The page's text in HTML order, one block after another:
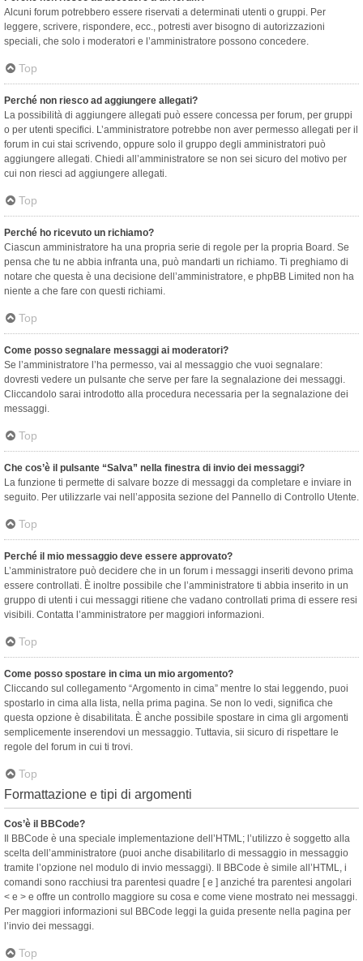
Alcuni forum potrebbero essere riservati a determinati utenti o gruppi. Per
leggere, scrivere, rispondere, ecc., potresti aver bisogno di autorizzazioni
speciali, che solo i moderatori e l’amministratore possono concedere.
Top
Perché non riesco ad aggiungere allegati?
La possibilità di aggiungere allegati può essere concessa per forum, per gruppi
o per utenti specifici. L’amministratore potrebbe non aver permesso allegati per il
forum in cui stai scrivendo, oppure solo il gruppo degli amministratori può
aggiungere allegati. Chiedi all’amministratore se non sei sicuro del motivo per
cui non riesci ad aggiungere allegati.
Top
Perché ho ricevuto un richiamo?
Ciascun amministratore ha una propria serie di regole per la propria Board. Se
pensa che tu ne abbia infranta una, può mandarti un richiamo. Ti preghiamo di
notare che questa è una decisione dell’amministratore, e phpBB Limited non ha
niente a che fare con questi richiami.
Top
Come posso segnalare messaggi ai moderatori?
Se l’amministratore l’ha permesso, vai al messaggio che vuoi segnalare:
dovresti vedere un pulsante che serve per fare la segnalazione dei messaggi.
Cliccandolo sarai introdotto alla procedura necessaria per la segnalazione dei
messaggi.
Top
Che cos’è il pulsante “Salva” nella finestra di invio dei messaggi?
La funzione ti permette di salvare bozze di messaggi da completare e inviare in
seguito. Per utilizzarle vai nell’apposita sezione del Pannello di Controllo Utente.
Top
Perché il mio messaggio deve essere approvato?
L’amministratore può decidere che in un forum i messaggi inseriti devono prima
essere controllati. È inoltre possibile che l’amministratore ti abbia inserito in un
gruppo di utenti i cui messaggi ritiene che vadano controllati prima di essere resi
visibili. Contatta l’amministratore per maggiori informazioni.
Top
Come posso spostare in cima un mio argomento?
Cliccando sul collegamento “Argomento in cima” mentre lo stai leggendo, puoi
spostarlo in cima alla lista, nella prima pagina. Se non lo vedi, significa che
questa opzione è disabilitata. È anche possibile spostare in cima gli argomenti
semplicemente inserendovi un messaggio. Tuttavia, sii sicuro di rispettare le
regole del forum in cui ti trovi.
Top
Formattazione e tipi di argomenti
Cos’è il BBCode?
Il BBCode è una speciale implementazione dell’HTML; l’utilizzo è soggetto alla
scelta dell’amministratore (puoi anche disabilitarlo di messaggio in messaggio
tramite l’opzione nel modulo di invio messaggi). Il BBCode è simile all’HTML, i
comandi sono racchiusi tra parentesi quadre [ e ] anziché tra parentesi angolari
< e > e offre un controllo maggiore su cosa e come viene mostrato nei messaggi.
Per maggiori informazioni sul BBCode leggi la guida presente nella pagina per
l’invio dei messaggi.
Top